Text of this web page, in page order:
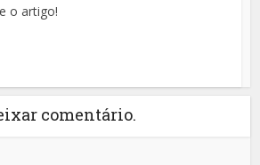
o artigo!
comentário.